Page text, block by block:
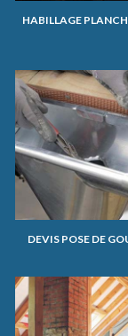
HABILLAGE
DEVIS POSE DE